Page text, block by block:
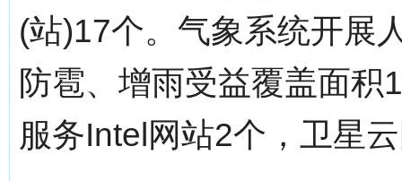
(站)17个。气象系统开展
防雹、增雨受益覆盖面
服务Intel网站2个，卫星